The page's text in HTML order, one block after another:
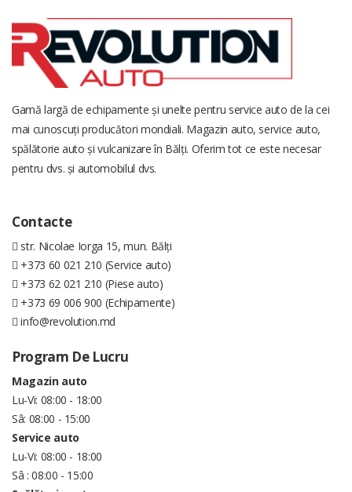
Gamă largă de echipamente și unelte pentru service auto de la cei
mai cunoscuți producători mondiali. Magazin auto, service auto,
spălătorie auto și vulcanizare în Bălți. Oferim tot ce este necesar
pentru dvs. și automobilul dvs.
Contacte
str. Nicolae Iorga 15, mun. Bălți
+373 60 021 210 (Service auto)
+373 62 021 210 (Piese auto)
+373 69 006 900 (Echipamente)
info@revolution.md
Program De Lucru
Magazin auto
Lu-Vi: 08:00 - 18:00
Sâ: 08:00 - 15:00
Service auto
Lu-Vi: 08:00 - 18:00
Sâ : 08:00 - 15:00